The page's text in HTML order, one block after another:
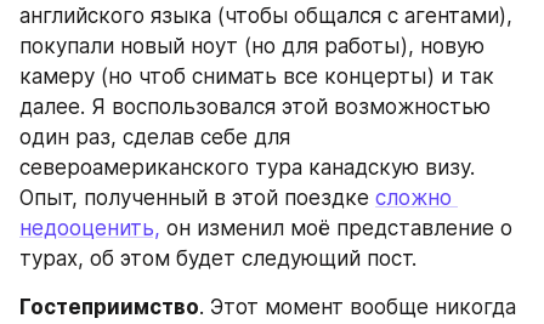
английского языка (чтобы общался с агентами),
покупали новый ноут (но для работы), новую
камеру (но чтоб снимать все концерты) и так
далее. Я воспользовался этой возможностью
один раз, сделав себе для
североамериканского тура канадскую визу.
Опыт, полученный в этой поездке сложно
недооценить, он изменил моё представление о
турах, об этом будет следующий пост.
Гостеприимство. Этот момент вообще никогда